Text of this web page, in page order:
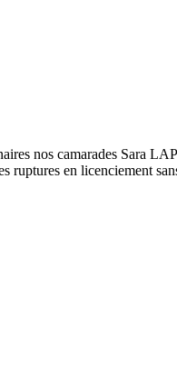
nos camarades Sara
en licenciement